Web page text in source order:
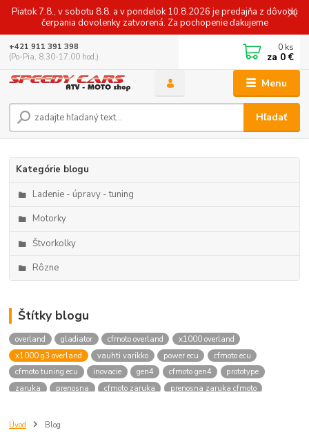
Piatok 7.8., v sobotu 8.8. a v pondelok 10.8.2026 je predajňa z dôvodu
čerpania dovolenky zatvorená. Za pochopenie ďakujeme
Menu
Hľadať
+421 911 391 398
(Po-Pia, 8.30-17.00 hod.)
0 ks
za 0 €
Kategórie blogu
Ladenie - úpravy - tuning
Motorky
Štvorkolky
Rôzne
Štítky blogu
overland gladiator cfmoto overland
x1000 overland
x1000 g3 overland
vauhti varikko power ecu
cfmoto ecu
cfmoto tuning ecu
inovacie gen4 cfmoto gen4
prototype
zaruka
prenosna cfmoto zaruka
prenosna zaruka cfmoto
goes prenosna zaruka
Úvod Blog